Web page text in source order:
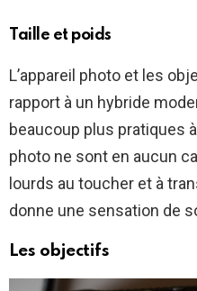
Taille et poids
L’appareil photo et les
rapport à un hybride
beaucoup plus pratiques
photo ne sont en aucun
lourds au toucher et à
donne une sensation de
Les objectifs